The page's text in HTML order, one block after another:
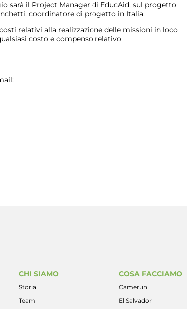
sarà il Project Manager di EducAid, sul progetto
coordinatore di progetto in Italia.
relativi alla realizzazione delle missioni in loco
costo e compenso relativo
CHI SIAMO
Storia
Team
COSA FACCIAMO
Camerun
El Salvador